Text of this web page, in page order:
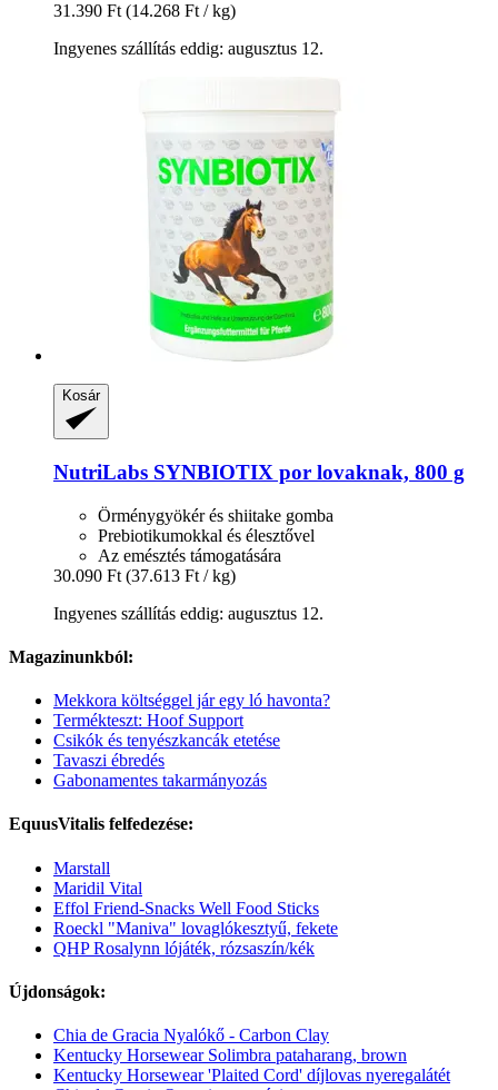
31.390 Ft (14.268 Ft / kg)
Ingyenes szállítás eddig: augusztus 12.
Kosár
NutriLabs SYNBIOTIX por lovaknak, 800 g
Örménygyökér és shiitake gomba
Prebiotikumokkal és élesztővel
Az emésztés támogatására
30.090 Ft (37.613 Ft / kg)
Ingyenes szállítás eddig: augusztus 12.
Magazinunkból:
Mekkora költséggel jár egy ló havonta?
Termékteszt: Hoof Support
Csikók és tenyészkancák etetése
Tavaszi ébredés
Gabonamentes takarmányozás
EquusVitalis felfedezése:
Marstall
Maridil Vital
Effol Friend-Snacks Well Food Sticks
Roeckl "Maniva" lovaglókesztyű, fekete
QHP Rosalynn lójáték, rózsaszín/kék
Újdonságok:
Chia de Gracia Nyalókő - Carbon Clay
Kentucky Horsewear Solimbra pataharang, brown
Kentucky Horsewear 'Plaited Cord' díjlovas nyeregalátét